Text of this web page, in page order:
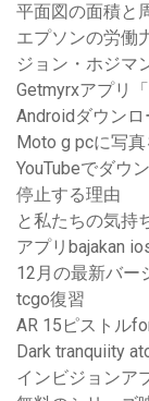
平面図の面積と
エプソンの労働
ジョン・ホジマ
Getmyrxアプリ
Androidダウン
Moto g pcに写
YouTubeでダウ
停止する理由
と私たちの気持
アプリbajakan
12月の最新バー
tcgo復習
AR 15ピストル
Dark tranquiity
インビジョンア